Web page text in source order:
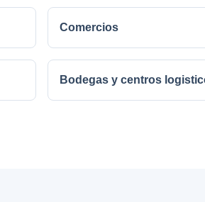
Comercios
Bodegas y centros